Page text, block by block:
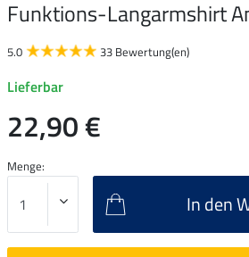
Funktions-Langarmshirt
5.0 33 Bewertung(en)
Lieferbar
22,90 €
Menge:
In den